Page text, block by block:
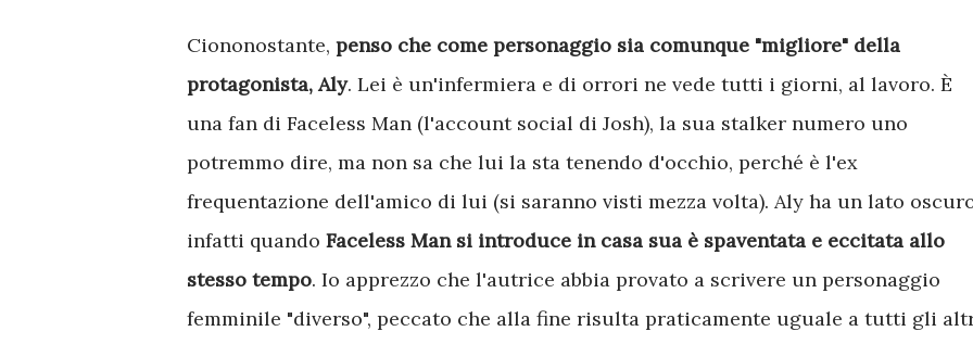
Ciononostante, penso che come personaggio sia comunque "migliore" della
protagonista, Aly. Lei è un'infermiera e di orrori ne vede tutti i giorni, al lavoro. È
una fan di Faceless Man (l'account social di Josh), la sua stalker numero uno
potremmo dire, ma non sa che lui la sta tenendo d'occhio, perché è l'ex
frequentazione dell'amico di lui (si saranno visti mezza volta). Aly ha un lato
infatti quando Faceless Man si introduce in casa sua è spaventata e eccitata allo
stesso tempo. Io apprezzo che l'autrice abbia provato a scrivere un personaggio
femminile "diverso", peccato che alla fine risulta praticamente uguale a tutti gli